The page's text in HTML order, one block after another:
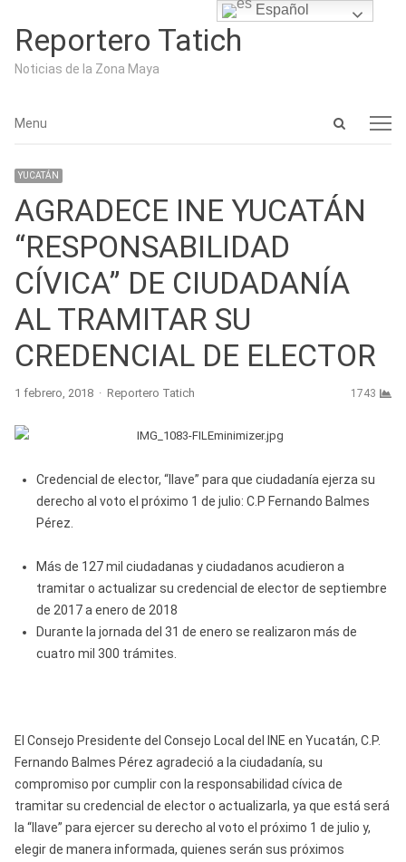
Reportero Tatich
Noticias de la Zona Maya
Open
Menu
Menu
YUCATÁN
AGRADECE INE YUCATÁN
“RESPONSABILIDAD
CÍVICA” DE CIUDADANÍA
AL TRAMITAR SU
CREDENCIAL DE ELECTOR
1 febrero, 2018 Author
Reportero Tatich 1743
Credencial de elector, “llave” para que ciudadanía ejerza su
derecho al voto el próximo 1 de julio: C.P Fernando Balmes
Pérez.
Más de 127 mil ciudadanas y ciudadanos acudieron a
tramitar o actualizar su credencial de elector de septiembre
de 2017 a enero de 2018
Durante la jornada del 31 de enero se realizaron más de
cuatro mil 300 trámites.
El Consejo Presidente del Consejo Local del INE en Yucatán, C.P.
Fernando Balmes Pérez agradeció a la ciudadanía, su
compromiso por cumplir con la responsabilidad cívica de
tramitar su credencial de elector o actualizarla, ya que está será
la “llave” para ejercer su derecho al voto el próximo 1 de julio y,
elegir de manera informada, quienes serán sus próximos
Español